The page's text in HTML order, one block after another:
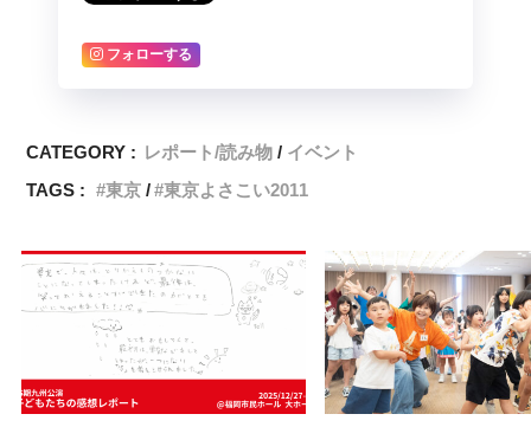
フォローする
CATEGORY : レポート/読み物
イベント
TAGS :
東京 東京よさこい2011